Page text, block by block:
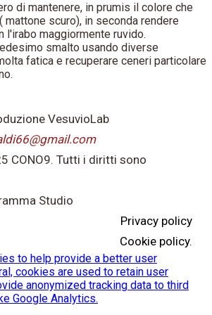
di mantenere, in prumis il colore che
mattone scuro), in seconda rendere
l'irabo maggiormente ruvido.
smalto usando diverse
fatica e recuperare ceneri particolare
VesuvioLab
CONO9. Tutti i diritti sono
Studio
Privacy policy
Cookie policy.
to help provide a better user
cookies are used to retain user
anonymized tracking data to third
Google Analytics.